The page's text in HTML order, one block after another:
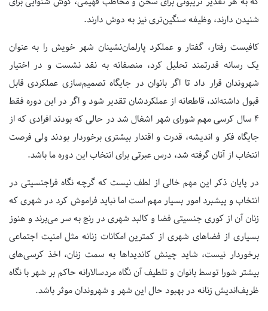
شنیدن دارند، وظیفه سنگین‌تری نیز به دوش دارند.
کافیست رفتار، گفتار و عملکرد پارلمان‌نشینان شهر خویش را به عنوان
یک رسانه قدرتمند تحلیل کرد، منصفانه به نقد نشست و در اختیار
شهروندان قرار داد تا اگر بانوان در جایگاه تصمیم‌سازی عملکردی قابل
قبول داشته‌اند، قاطعانه از عملکردشان تقدیر شود و اگر در این دوره فقط
4 سال کرسی مهم شورای شهر اشغال شد در حالی که بودند افرادی که از
جایگاه فکر و اندیشه، قدرت و اقتدار بیشتری برخوردار بودند ولی فرصت
انتخاب از آنان گرفته شد، درس عبرتی برای انتخاب این دوره ما باشد.
در پایان ذکر این مهم خالی از لطف نیست که گرچه نگاه فراجنسیتی در
انتخاب و پیشبرد امور بسیار مهم است اما نباید فراموش کرد در شهری که
زنان آن از کوری جنسیتی فضا و کالبد شهری در رنج به سر می‌برند و هنوز
بسیاری از فضاهای شهری از کمترین امکانات زنانه مثل امنیت اجتماعی
برخوردار نیست، شاید چینش کاندیداها به سمت زنان، اخذ کرسی‌های
بیشتر شورا توسط بانوان و تلطیف آن نگاه مردسالارانه حاکم بر شهر با نگاه
ظریف‌اندیش زنانه در بهبود حال این شهر و شهروندان موثر باشد.